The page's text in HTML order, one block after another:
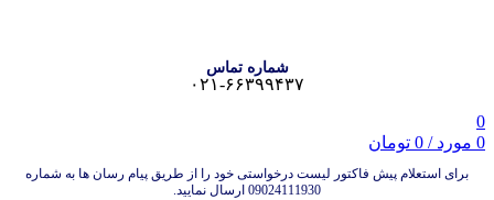
شماره تماس
۰۲۱-۶۶۳۹۹۴۳۷
0
0 مورد /
0 تومان
برای استعلام پیش فاکتور لیست درخواستی خود را از طریق پیام رسان ها به شماره
09024111930 ارسال نمایید.